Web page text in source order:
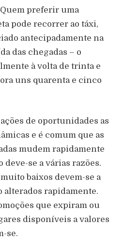
preferir uma
pode recorrer ao táxi,
antecipadamente na
das chegadas – o
à volta de trinta e
uns quarenta e cinco
de oportunidades as
e é comum que as
mudem rapidamente
deve-se a várias razões.
baixos devem-se a
alterados rapidamente.
que expiram ou
disponíveis a valores
se.